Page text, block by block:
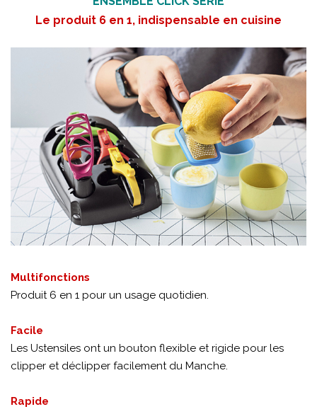
Le produit 6 en 1, indispensable en cuisine
Multifonctions
Produit 6 en 1 pour un usage quotidien.
Facile
Les Ustensiles ont un bouton flexible et rigide pour les
clipper et déclipper facilement du Manche.
Rapide